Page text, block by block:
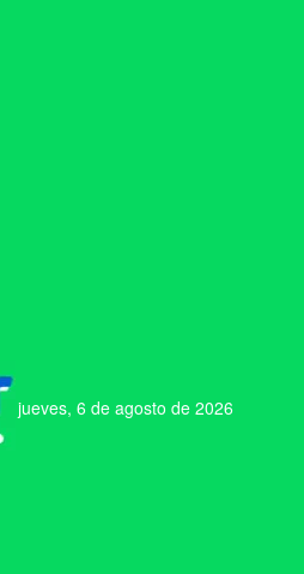
jueves, 6 de agosto de 2026